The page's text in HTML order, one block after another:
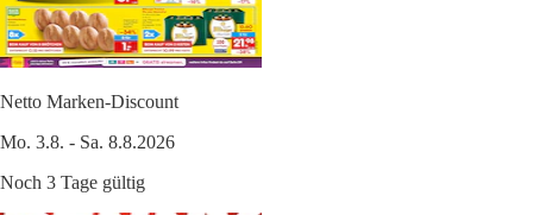
Netto Marken-Discount
Mo. 3.8. - Sa. 8.8.2026
Noch 3 Tage gültig